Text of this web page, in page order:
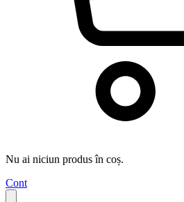
Nu ai niciun produs în coș.
Cont